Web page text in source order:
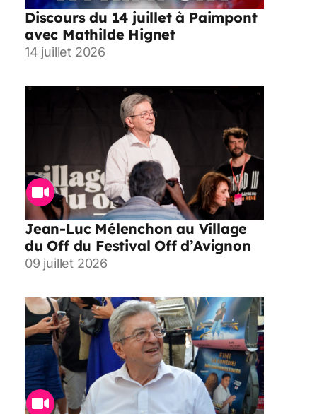
Discours du 14 juillet à Paimpont
avec Mathilde Hignet
14 juillet 2026
Jean-Luc Mélenchon au Village
du Off du Festival Off d’Avignon
09 juillet 2026